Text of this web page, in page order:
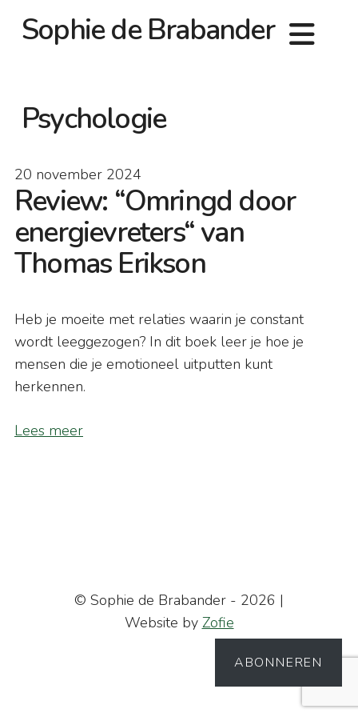
Sophie de Brabander
Psychologie
20 november 2024
Review: “Omringd door
energievreters“ van
Thomas Erikson
Heb je moeite met relaties waarin je constant
wordt leeggezogen? In dit boek leer je hoe je
mensen die je emotioneel uitputten kunt
herkennen.
Lees meer
© Sophie de Brabander - 2026 |
Website by Zofie
ABONNEREN